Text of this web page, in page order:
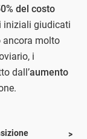
del costo
iniziali giudicati
ancora molto
i
dall’aumento